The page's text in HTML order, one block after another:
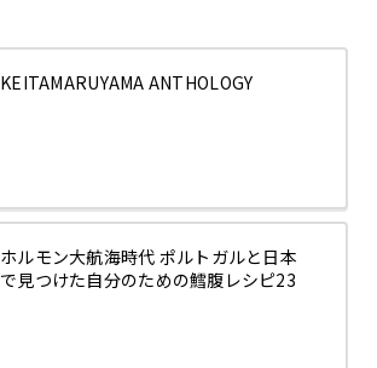
KEITAMARUYAMA ANTHOLOGY
ホルモン大航海時代 ポルトガルと日本
で見つけた自分のための鱈腹レシピ23